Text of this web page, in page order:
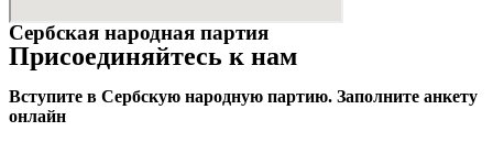
Сербская народная партия
Присоединяйтесь к нам
Вступите в Сербскую народную партию. Заполните анкету
онлайн